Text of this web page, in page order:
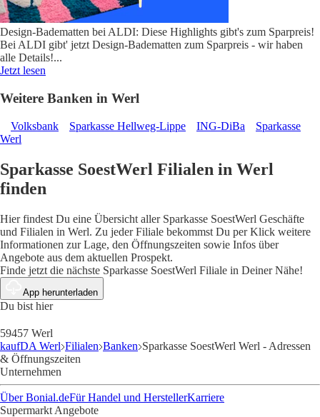
Design-Badematten bei ALDI: Diese Highlights gibt's zum Sparpreis!
Bei ALDI gibt' jetzt Design-Badematten zum Sparpreis - wir haben
alle Details!...
Jetzt lesen
Weitere Banken in Werl
Volksbank Sparkasse Hellweg-Lippe ING-DiBa
Sparkasse
Werl
Sparkasse SoestWerl Filialen in Werl
finden
Hier findest Du eine Übersicht aller Sparkasse SoestWerl Geschäfte
und Filialen in Werl. Zu jeder Filiale bekommst Du per Klick weitere
Informationen zur Lage, den Öffnungszeiten sowie Infos über
Angebote aus dem aktuellen Prospekt.
Finde jetzt die nächste Sparkasse SoestWerl Filiale in Deiner Nähe!
App herunterladen
Du bist hier
59457 Werl
kaufDA Werl Filialen Banken Sparkasse SoestWerl Werl - Adressen
& Öffnungszeiten
Unternehmen
Über Bonial.deFür Handel und HerstellerKarriere
Supermarkt Angebote